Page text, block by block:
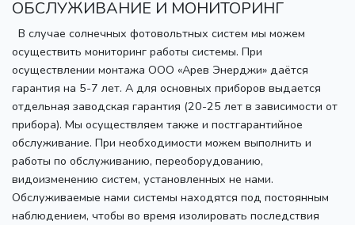
ОБСЛУЖИВАНИЕ И МОНИТОРИНГ
В случае солнечных фотовольтных систем мы можем
осуществить мониторинг работы системы. При
осуществлении монтажа ООО «Арев Энерджи» даётся
гарантия на 5-7 лет. А для основных приборов выдается
отдельная заводская гарантия (20-25 лет в зависимости от
прибора). Мы осуществляем также и постгарантийное
обслуживание. При необходимости можем выполнить и
работы по обслуживанию, переоборудованию,
видоизменению систем, установленных не нами.
Обслуживаемые нами системы находятся под постоянным
наблюдением, чтобы во время изолировать последствия